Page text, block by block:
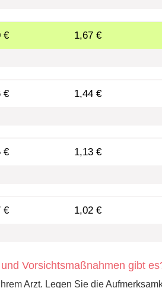
€ 1,67 €
€ 1,44 €
€ 1,13 €
€ 1,02 €
Vorsichtsmaßnahmen gibt
Arzt. Legen Sie die